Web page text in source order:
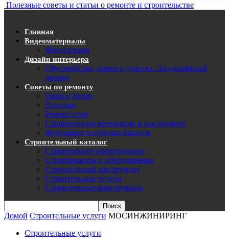
Полезные советы и статьи о ремонте и строительстве
Главная
Видеоматериалы
Фотогалерея
Дизайн интерьера
Обустройство дачного участка. Ландшафтный
дизайн
Советы по ремонту
Окна и двери
Потолки
Ремонт стен
Строительные материалы и инструмент
Фундамент и отделка фасадов
Строительный каталог
Строительное оборудование
Строймашины и оборудование
Строительный инструмент
Строительные услуги
Строительные конструкции
Домой Строительные услуги МОСИНЖИНИРИНГ
Строительные услуги